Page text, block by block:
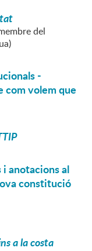
del
-
com volem que
anotacions al
constitució
a la costa